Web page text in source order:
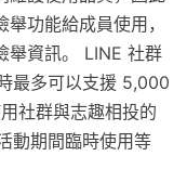
功能給成員使用，
舉資訊。 LINE 社群
最多可以支援 5,000
社群與志趣相投的
動期間臨時使用等